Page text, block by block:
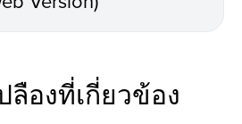
ลืองที่เกี่ยวข้อง